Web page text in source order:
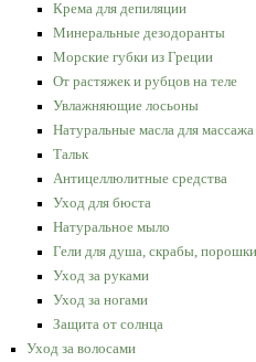
Крема для депиляции
Минеральные дезодоранты
Морские губки из Греции
От растяжек и рубцов на теле
Увлажняющие лосьоны
Натуральные масла для массажа
Тальк
Антицеллюлитные средства
Уход для бюста
Натуральное мыло
Гели для душа, скрабы, порошки
Уход за руками
Уход за ногами
Защита от солнца
Уход за волосами